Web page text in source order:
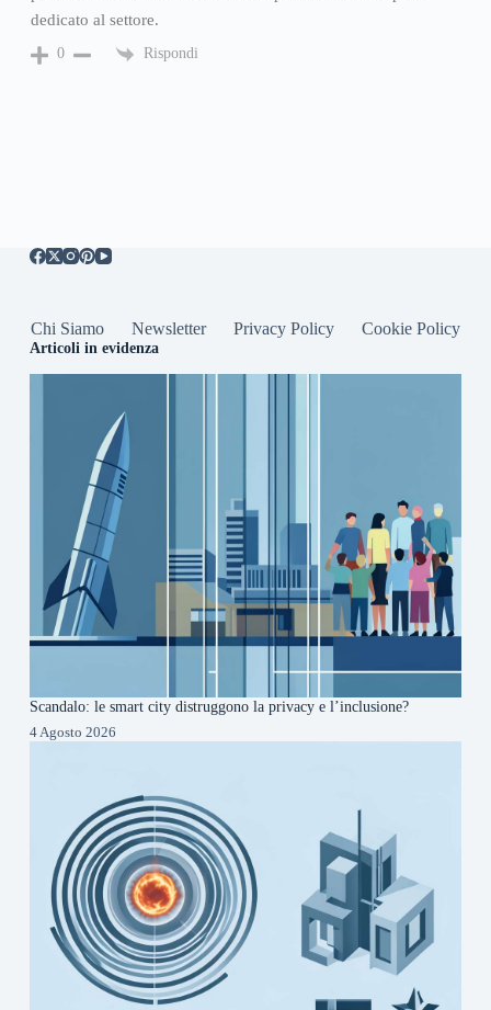
dedicato al settore.
0 Rispondi
Chi Siamo Newsletter Privacy Policy Cookie Policy
Articoli in evidenza
Scandalo: le smart city distruggono la privacy e l’inclusione?
4 Agosto 2026